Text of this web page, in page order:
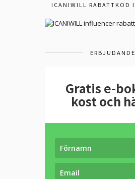
ICANIWILL RABATTKOD
ERBJUDANDE
Gratis e-
kost och